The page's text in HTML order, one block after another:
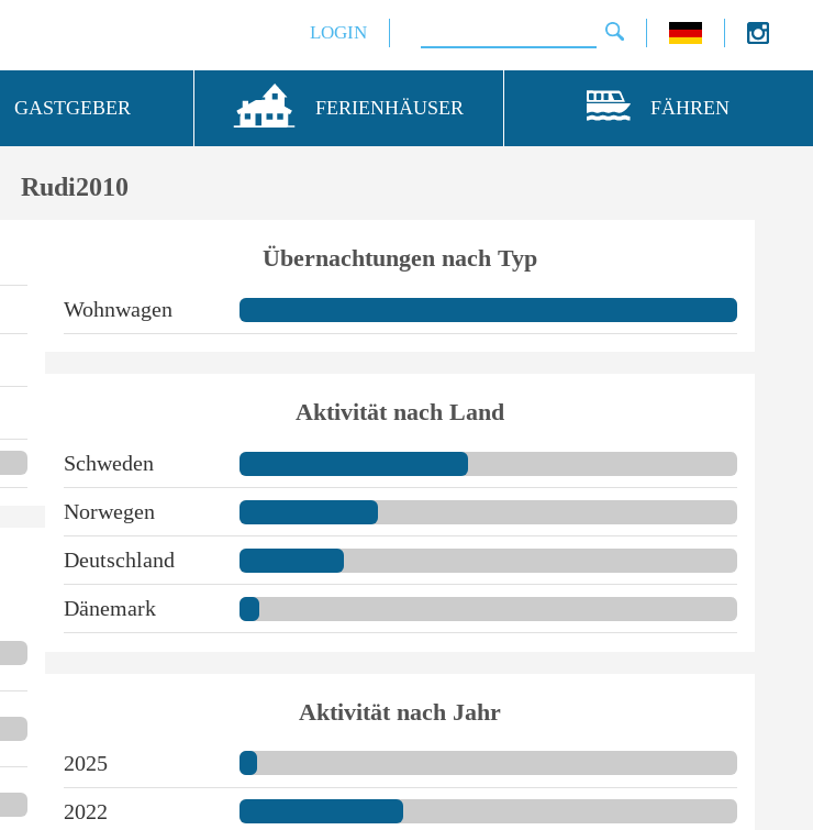
LOGIN
GASTGEBER FERIENHÄUSER FÄHREN
Rudi2010
Übernachtungen nach Typ
Wohnwagen
Aktivität nach Land
Schweden
Norwegen
Deutschland
Dänemark
Aktivität nach Jahr
2025
2022